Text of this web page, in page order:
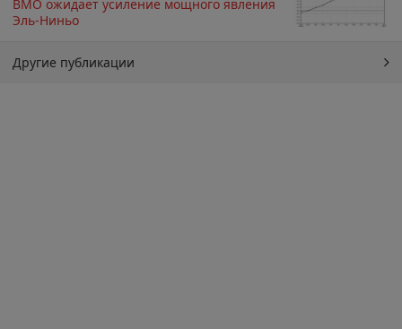
ВМО ожидает усиление мощного явления
Эль-Ниньо
Другие публикации